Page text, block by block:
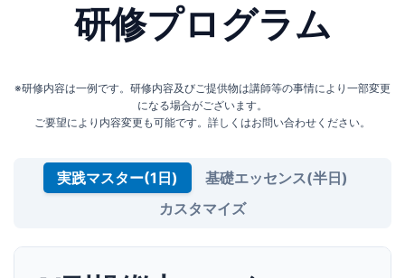
研修プログラム
※研修内容は一例です。研修内容及びご提供物は講師等の事情により一部変更
になる場合がございます。
ご要望により内容変更も可能です。詳しくはお問い合わせください。
実践マスター(1日)
基礎エッセンス(半日)
カスタマイズ